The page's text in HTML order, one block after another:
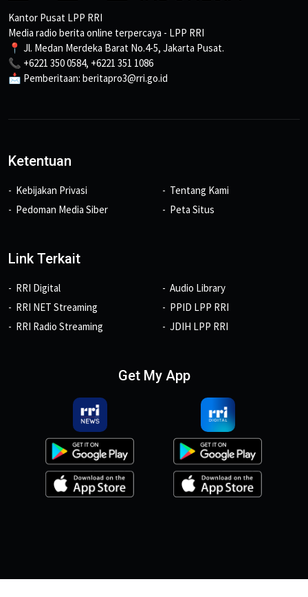
Kantor Pusat LPP RRI
Media radio berita online terpercaya - LPP RRI
📍 Jl. Medan Merdeka Barat No.4-5, Jakarta Pusat.
📞 +6221 350 0584, +6221 351 1086
📩 Pemberitaan: beritapro3@rri.go.id
Ketentuan
Kebijakan Privasi
Pedoman Media Siber
Tentang Kami
Peta Situs
Link Terkait
RRI Digital
RRI NET Streaming
RRI Radio Streaming
Audio Library
PPID LPP RRI
JDIH LPP RRI
Get My App